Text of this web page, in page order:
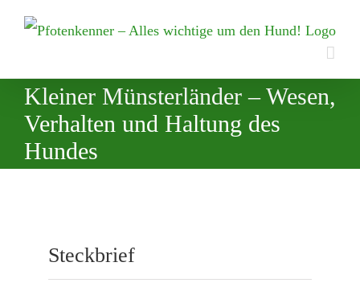
Zum
Kleiner Münsterländer – Wesen,
Verhalten und Haltung des
Hundes
Steckbrief